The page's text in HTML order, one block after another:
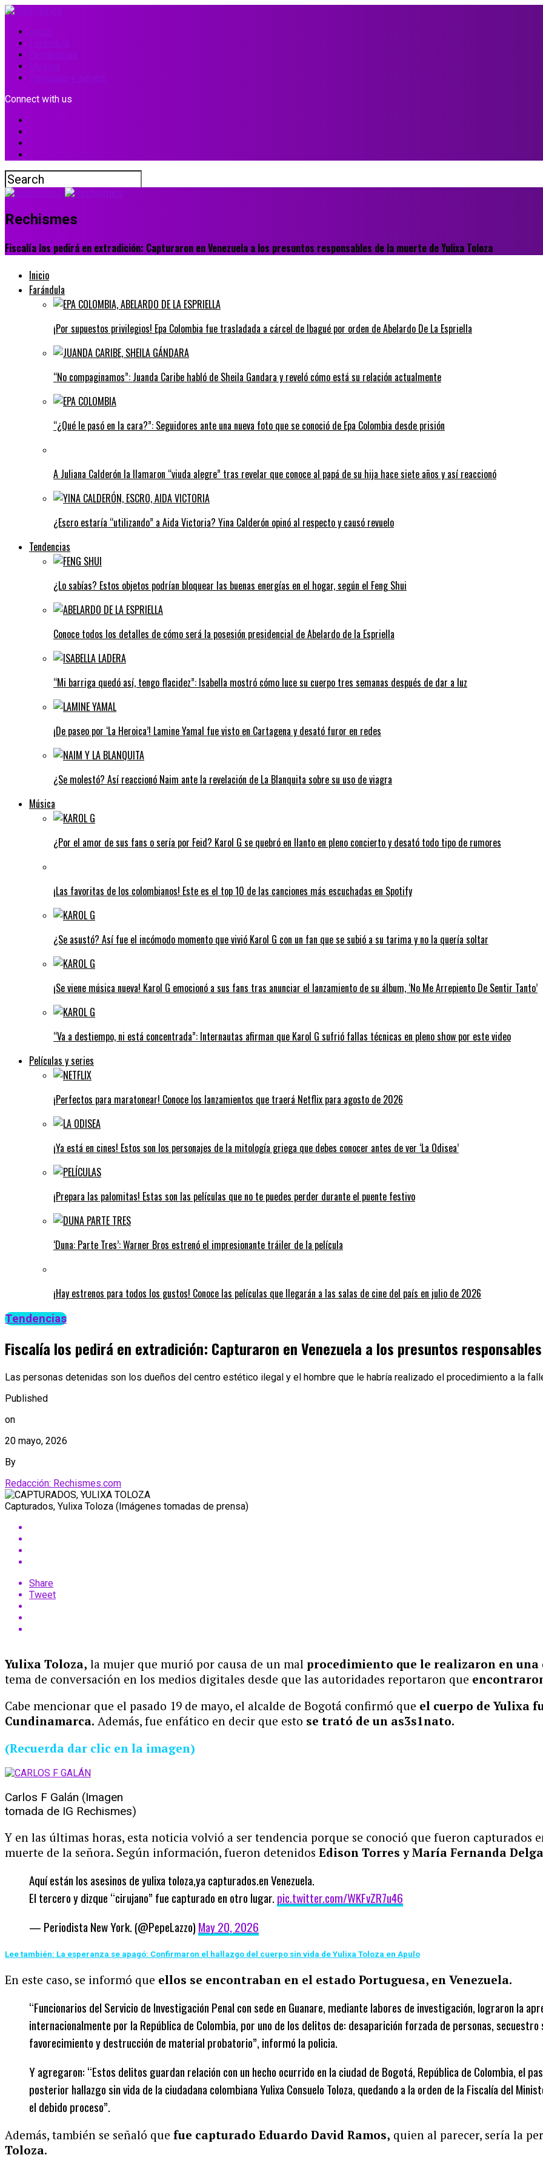
Connect with us
Rechismes
Fiscalía los pedirá en extradición: Capturaron en Venezuela a los presuntos responsables de la muerte de Yulixa Toloza
Inicio
Farándula
¡Por supuestos privilegios! Epa Colombia fue trasladada a cárcel de Ibagué por orden de Abelardo De La Espriella
“No compaginamos”: Juanda Caribe habló de Sheila Gandara y reveló cómo está su relación actualmente
“¿Qué le pasó en la cara?”: Seguidores ante una nueva foto que se conoció de Epa Colombia desde prisión
A Juliana Calderón la llamaron “viuda alegre” tras revelar que conoce al papá de su hija hace siete años y así reaccionó
¿Escro estaría “utilizando” a Aida Victoria? Yina Calderón opinó al respecto y causó revuelo
Tendencias
¿Lo sabías? Estos objetos podrían bloquear las buenas energías en el hogar, según el Feng Shui
Conoce todos los detalles de cómo será la posesión presidencial de Abelardo de la Espriella
“Mi barriga quedó así, tengo flacidez”: Isabella mostró cómo luce su cuerpo tres semanas después de dar a luz
¡De paseo por ‘La Heroica’! Lamine Yamal fue visto en Cartagena y desató furor en redes
¿Se molestó? Así reaccionó Naim ante la revelación de La Blanquita sobre su uso de viagra
Música
¿Por el amor de sus fans o sería por Feid? Karol G se quebró en llanto en pleno concierto y desató todo tipo de rumores
¡Las favoritas de los colombianos! Este es el top 10 de las canciones más escuchadas en Spotify
¿Se asustó? Así fue el incómodo momento que vivió Karol G con un fan que se subió a su tarima y no la quería soltar
¡Se viene música nueva! Karol G emocionó a sus fans tras anunciar el lanzamiento de su álbum, ‘No Me Arrepiento De Sentir Tanto’
“Va a destiempo, ni está concentrada”: Internautas afirman que Karol G sufrió fallas técnicas en pleno show por este video
Películas y series
¡Perfectos para maratonear! Conoce los lanzamientos que traerá Netflix para agosto de 2026
¡Ya está en cines! Estos son los personajes de la mitología griega que debes conocer antes de ver ‘La Odisea’
¡Prepara las palomitas! Estas son las películas que no te puedes perder durante el puente festivo
‘Duna: Parte Tres’: Warner Bros estrenó el impresionante tráiler de la película
¡Hay estrenos para todos los gustos! Conoce las películas que llegarán a las salas de cine del país en julio de 2026
Tendencias
Fiscalía los pedirá en extradición: Capturaron en Venezuela a los presuntos
Las personas detenidas son los dueños del centro estético ilegal y el hombre que le habría realizado el procedimiento a la
Published
on
20 mayo, 2026
By
Redacción: Rechismes.com
Capturados, Yulixa Toloza (Imágenes tomadas de prensa)
Share
Tweet
Yulixa Toloza, la mujer que murió por causa de un mal procedimiento que le realizaron en
tema de conversación en los medios digitales desde que las autoridades reportaron que
Cabe mencionar que el pasado 19 de mayo, el alcalde de Bogotá confirmó que el cuerpo de Yulixa
Cundinamarca. Además, fue enfático en decir que esto se trató de un as3s1nato.
(Recuerda dar clic en la imagen)
Carlos F Galán (Imagen
tomada de IG Rechismes)
Y en las últimas horas, esta noticia volvió a ser tendencia porque se conoció que fueron capturados
muerte de la señora. Según información, fueron detenidos Edison Torres y María Fernanda
Aquí están los asesinos de yulixa toloza,ya capturados.en Venezuela.
El tercero y dizque “cirujano” fue capturado en otro lugar. pic.twitter.com/WKFvZR7u46
— Periodista New York. (@PepeLazzo) May 20, 2026
Lee también: La esperanza se apagó: Confirmaron el hallazgo del cuerpo sin vida de Yulixa Toloza en Apulo
En este caso, se informó que ellos se encontraban en el estado Portuguesa, en Venezuela.
“Funcionarios del Servicio de Investigación Penal con sede en Guanare, mediante labores de investigación, lograron la
internacionalmente por la República de Colombia, por uno de los delitos de: desaparición forzada de personas,
favorecimiento y destrucción de material probatorio”, informó la policia.
Y agregaron: “Estos delitos guardan relación con un hecho ocurrido en la ciudad de Bogotá, República de Colombia, el
posterior hallazgo sin vida de la ciudadana colombiana Yulixa Consuelo Toloza, quedando a la orden de la Fiscalía del
el debido proceso”.
Además, también se señaló que fue capturado Eduardo David Ramos, quien al parecer, sería la
Toloza.